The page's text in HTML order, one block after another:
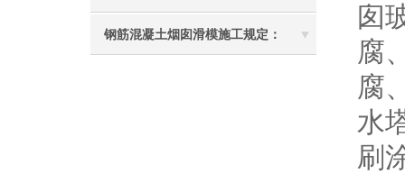
钢筋混凝土烟囱滑模施工规定：
囱
腐
腐
水
刷